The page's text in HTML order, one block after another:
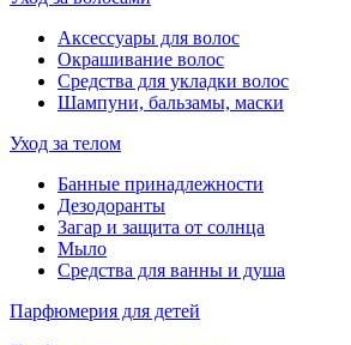
Аксессуары для волос
Окрашивание волос
Средства для укладки волос
Шампуни, бальзамы, маски
Уход за телом
Банные принадлежности
Дезодоранты
Загар и защита от солнца
Мыло
Средства для ванны и душа
Парфюмерия для детей